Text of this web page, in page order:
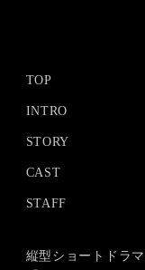
TOP
INTRO
STORY
CAST
STAFF
縦型ショート ドラマ